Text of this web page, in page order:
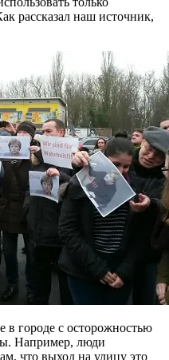
рассказал наш источник,
в городе с осторожностью
Например, люди
что выход на улицу это